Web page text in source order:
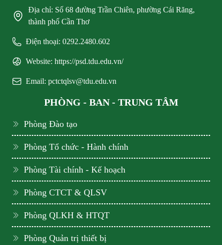
Địa chỉ: Số 68 đường Trần Chiên, phường Cái Răng,
thành phố Cần Thơ
Điện thoại: 0292.2480.602
Website: https://psd.tdu.edu.vn/
Email: pctctqlsv@tdu.edu.vn
PHÒNG - BAN - TRUNG TÂM
Phòng Đào tạo
Phòng Tổ chức - Hành chính
Phòng Tài chính - Kế hoạch
Phòng CTCT & QLSV
Phòng QLKH & HTQT
Phòng Quản trị thiết bị